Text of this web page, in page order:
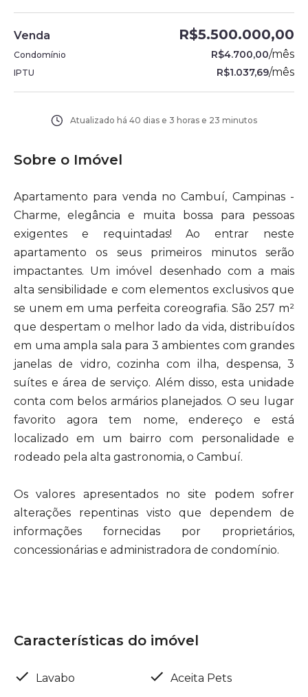
Venda R$5.500.000,00
Condomínio R$4.700,00/mês
IPTU R$1.037,69/mês
Atualizado há 40 dias e 3 horas e 23 minutos
Sobre o Imóvel
Apartamento para venda no Cambuí, Campinas -
Charme, elegância e muita bossa para pessoas
exigentes e requintadas! Ao entrar neste
apartamento os seus primeiros minutos serão
impactantes. Um imóvel desenhado com a mais
alta sensibilidade e com elementos exclusivos que
se unem em uma perfeita coreografia. São 257 m²
que despertam o melhor lado da vida, distribuídos
em uma ampla sala para 3 ambientes com grandes
janelas de vidro, cozinha com ilha, despensa, 3
suítes e área de serviço. Além disso, esta unidade
conta com belos armários planejados. O seu lugar
favorito agora tem nome, endereço e está
localizado em um bairro com personalidade e
rodeado pela alta gastronomia, o Cambuí.
Os valores apresentados no site podem sofrer
alterações repentinas visto que dependem de
informações fornecidas por proprietários,
concessionárias e administradora de condomínio.
Características do imóvel
Lavabo Aceita Pets